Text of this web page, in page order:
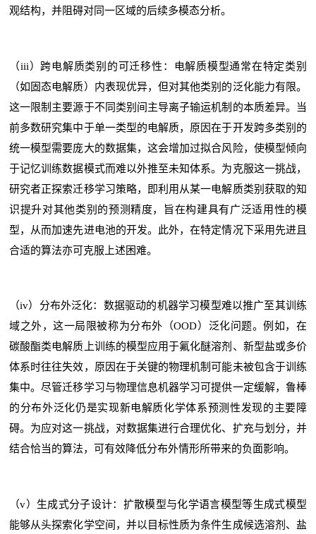
观结构，并阻碍对同一区域的后续多模态分析。
（iii）跨电解质类别的可迁移性：电解质模型通常在特定类别
（如固态电解质）内表现优异，但对其他类别的泛化能力有限。
这一限制主要源于不同类别间主导离子输运机制的本质差异。当
前多数研究集中于单一类型的电解质，原因在于开发跨多类别的
统一模型需要庞大的数据集，这会增加过拟合风险，使模型倾向
于记忆训练数据模式而难以外推至未知体系。为克服这一挑战，
研究者正探索迁移学习策略，即利用从某一电解质类别获取的知
识提升对其他类别的预测精度，旨在构建具有广泛适用性的模
型，从而加速先进电池的开发。此外，在特定情况下采用先进且
合适的算法亦可克服上述困难。
（iv）分布外泛化：数据驱动的机器学习模型难以推广至其训练
域之外，这一局限被称为分布外（OOD）泛化问题。例如，在
碳酸酯类电解质上训练的模型应用于氟化醚溶剂、新型盐或多价
体系时往往失效，原因在于关键的物理机制可能未被包含于训练
集中。尽管迁移学习与物理信息机器学习可提供一定缓解，鲁棒
的分布外泛化仍是实现新电解质化学体系预测性发现的主要障
碍。为应对这一挑战，对数据集进行合理优化、扩充与划分，并
结合恰当的算法，可有效降低分布外情形所带来的负面影响。
（v）生成式分子设计：扩散模型与化学语言模型等生成式模型
能够从头探索化学空间，并以目标性质为条件生成候选溶剂、盐